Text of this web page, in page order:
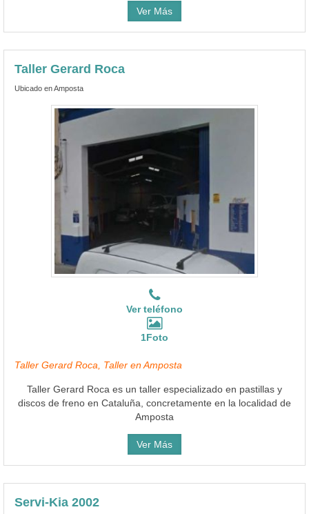
Ver Más
Taller Gerard Roca
Ubicado en Amposta
Ver teléfono
1Foto
Taller Gerard Roca, Taller en Amposta
Taller Gerard Roca es un taller especializado en pastillas y
discos de freno en Cataluña, concretamente en la localidad de
Amposta
Ver Más
Servi-Kia 2002